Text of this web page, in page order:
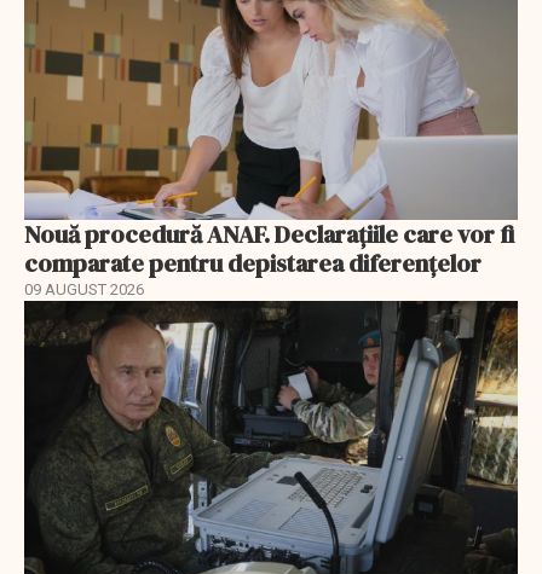
Nouă procedură ANAF. Declarațiile care vor fi
comparate pentru depistarea diferențelor
09 AUGUST 2026